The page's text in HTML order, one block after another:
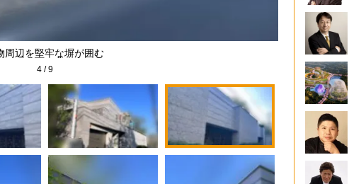
周辺を堅牢な塀が囲む
4/9